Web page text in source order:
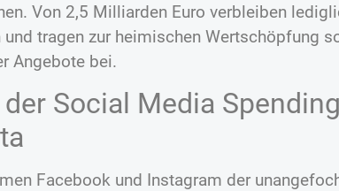
Von 2,5 Milliarden Euro verbleiben
tragen zur heimischen Wertschöpfung
Angebote bei.
Social Media
Facebook und Instagram der